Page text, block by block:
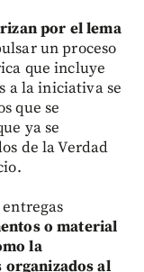
por el lema
un proceso
que incluye
a la iniciativa se
que se
ya se
de la Verdad
o material
la
al